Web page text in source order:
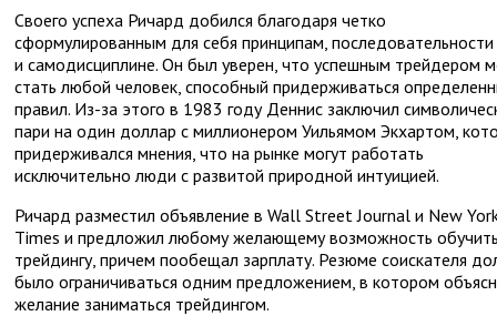
Своего успеха Ричард добился благодаря четко
сформулированным для себя принципам, последовательности
и самодисциплине. Он был уверен, что успешным трейдером
стать любой человек, способный придерживаться
правил. Из-за этого в 1983 году Деннис заключил
пари на один доллар с миллионером Уильямом Экхартом,
придерживался мнения, что на рынке могут работать
исключительно люди с развитой природной интуицией.
Ричард разместил объявление в Wall Street Journal и New
Times и предложил любому желающему возможность
трейдингу, причем пообещал зарплату. Резюме соискателя
было ограничиваться одним предложением, в котором
желание заниматься трейдингом.